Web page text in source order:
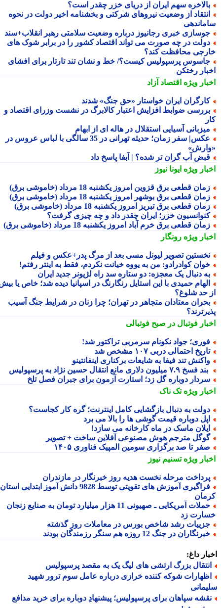
سهم ایران از دریای خزر چقدر است؟
از وضعیت نیروهای شرکتی و بخشنامه اخیر دولت در نحوه
خبری رجانیوز درباره وضعیت سلامتی رهبر انقلاب+سند
در چه صورت می تواند اقتصاد کشور را در برابر شوک های
محافظت کند؟
پرسپولیس کیست؟/ خط و نشان تند تارتار برای افشای
رختکن
ویژهاقتصاد آزاد
ایران خواستار «حق جنگ» شدند
ضوابط افزایش اعتبار کالابرگ در نشست وزرای اقتصاد و
آسیایی استقلال در هاله ای از ابهام
عکس| سفر زمان؛ حدیثه تهرانی در 35 سالگی با لباس عروس در
آب گران تر شده؟ | آبفا پاسخ داد
ویژهایونا نیوز
قطعی برق قزوین امروز یکشنبه 18 مرداد (خاموشی برق)
قطعی برق بوشهر امروز یکشنبه 18 مرداد (خاموشی برق)
قطعی برق تبریز امروز یکشنبه 18 مرداد (خاموشی برق)
خزر؛ ایران چقدر داد و چه چیزی گرفت؟
قطعی برق خرم آباد امروز یکشنبه 18 مرداد (خاموشی برق)
ویژهرونگار
تصویر لیونل مسی بعد از مرگ پدر+عکس و فیلم
کوادرادو: من به یووه خیانت نکردم، فقط به اینتر رفتم!
دنبال یک معجزه: دو ستاره سد راه لژیونر جدید ایران
حمیدی با این استایل رنگارنگ در اسپانیا دیده شد؛ خاص یا بیش
حد شلوغ؟
معتادان متجاهر در تهران؛ چرا زنان در شرایط جنگ آسیب
فوتبال در صبح فوتبالی
جواد نکونام سرمربی تراکتور شد!
احتمالی دربی ۱۰۷ مشخص شد
تند فیفا به شایعات برکناری اینفانتینو
۷.۹ میلیون دلاری مانع انتقال حسین نژاد به پرسپولیس
دوباره گل زد؛ استارت آزمون برای جبران فصل تلخ
ویژهتک ناک
به دنبال بازگشایی کامل اینترنت؛ گره کار کجاست؟
دوباره قیمت گوشی ها را بالا می برد
ماسک در ماه کارخانه می سازد!
مترجم هوش مصنوعی آفلاین ساخت + تصویر
تا صد برگزاری سومین المپیک فناوری ۱۴۰۵
ویژهتسنیم نیوز
مرحله نخست هدیه روز خبرنگار در مازندران
فراگیری آموزش های تقویتی توسط 9828 دانش آموز ابتدایی استان
حملات آمریکایی ـ صهیونی 11 هزار میلیارد تومان به صنایع زنجان
زد
رشد شاخص بورس در معاملات روز گذشته
در جنگ 12 روزه هم سنگر رزمندگان بودند
داغ:
بزرگ ارتشی های لیگ یک به مقصد پرسپولیس
شوکه کننده خرازی درباره عامل سوم ترور شهید
سپاهان برای پرسپولیس؛ پیشنهادِ دوباره برای خرید مدافع